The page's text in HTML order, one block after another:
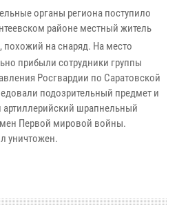
органы региона поступило
районе местный житель
похожий на снаряд. На место
прибыли сотрудники группы
Росгвардии по Саратовской
подозрительный предмет и
артиллерийский шрапнельный
Первой мировой войны.
уничтожен.